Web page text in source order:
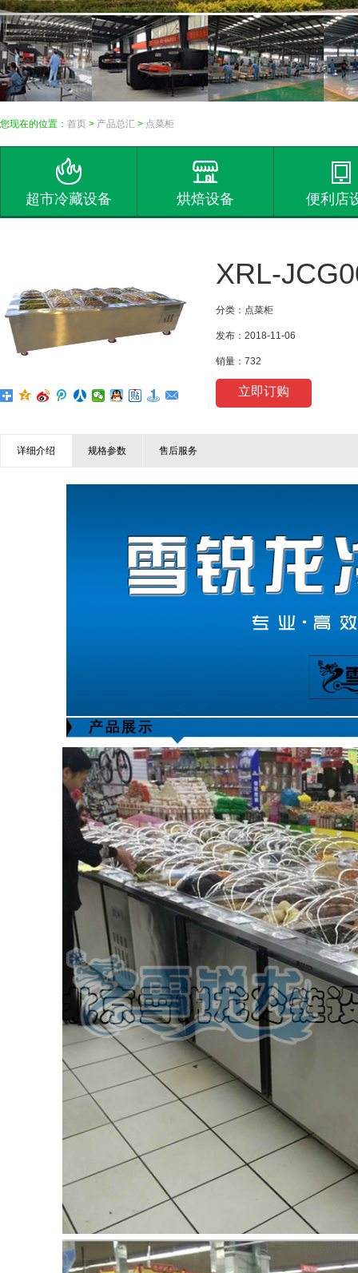
您现在的位置： 首页 > 产品总汇 > 点菜柜
超市冷藏设备 烘焙设备 便利店
XRL-
分类：点菜柜
发布：2018-11-06
销量：732
立即订购
详细介绍 规格参数 售后服务